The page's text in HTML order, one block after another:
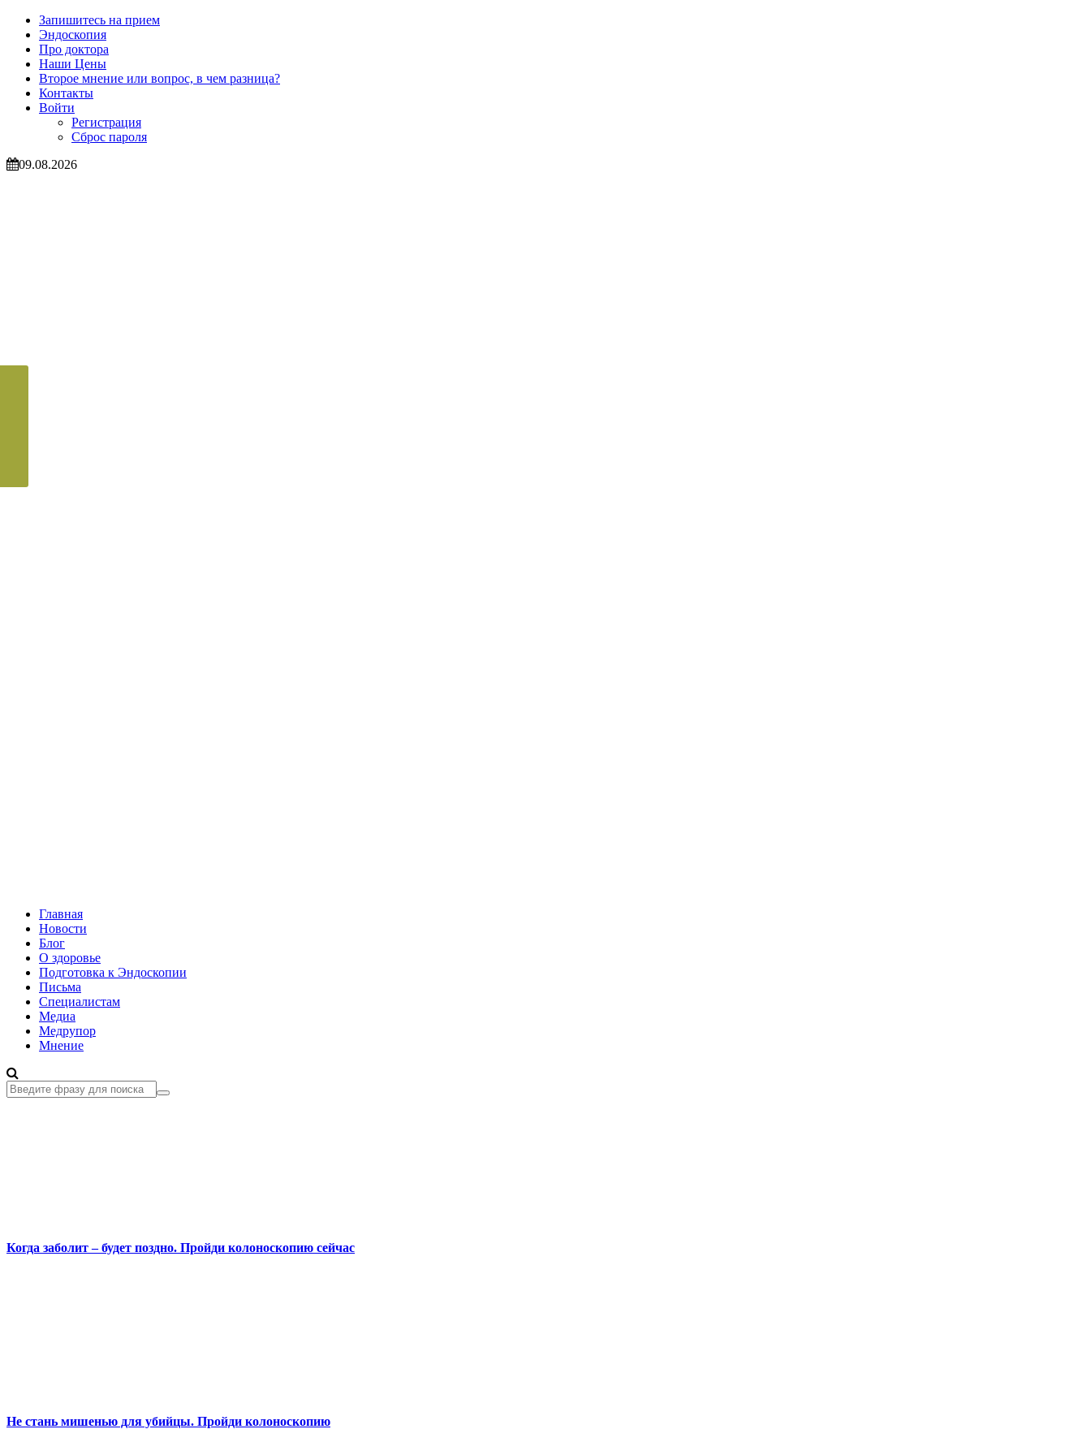
Запишитесь на прием
Эндоскопия
Про доктора
Наши Цены
Второе мнение или вопрос, в чем разница?
Контакты
Войти
Регистрация
Сброс пароля
09.08.2026
Главная
Новости
Блог
О здоровье
Подготовка к Эндоскопии
Письма
Специалистам
Медиа
Медрупор
Мнение
Когда заболит – будет поздно. Пройди колоноскопию сейчас
Не стань мишенью для убийцы. Пройди колоноскопию